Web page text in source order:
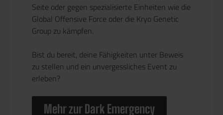
Seite oder gegen spezialisierte Einheiten wie die
Global Offensive Force oder die Kryo Genetic
Group zu kämpfen.
Bist du bereit, deine Fähigkeiten unter Beweis
zu stellen und ein unvergessliches Event zu
erleben?
Mehr zur Dark Emergency